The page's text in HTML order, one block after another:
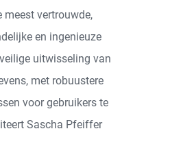
meest vertrouwde,
en ingenieuze
uitwisseling van
met robuustere
voor gebruikers te
Sascha Pfeiffer